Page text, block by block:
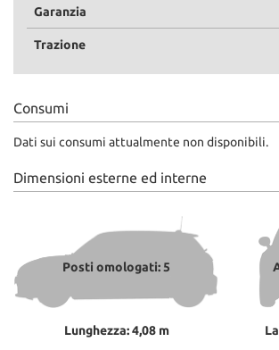
Garanzia
Trazione
Consumi
Dati sui consumi attualmente non disponibili.
Dimensioni esterne ed interne
Posti omologati: 5
Lunghezza: 4,08 m